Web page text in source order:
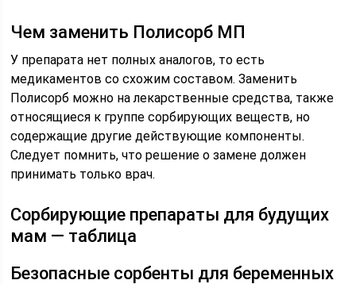
Чем заменить Полисорб МП
У препарата нет полных аналогов, то есть
медикаментов со схожим составом. Заменить
Полисорб можно на лекарственные средства, также
относящиеся к группе сорбирующих веществ, но
содержащие другие действующие компоненты.
Следует помнить, что решение о замене должен
принимать только врач.
Сорбирующие препараты для будущих
мам — таблица
Безопасные сорбенты для беременных